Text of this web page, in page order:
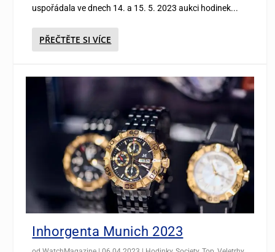
uspořádala ve dnech 14. a 15. 5. 2023 aukci hodinek...
PŘEČTĚTE SI VÍCE
Inhorgenta Munich 2023